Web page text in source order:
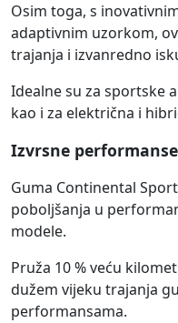
Osim toga, s
adaptivnim uzorkom,
trajanja i izvanredno
Idealne su za sportske
kao i za električna i
Izvrsne
Guma Continental
poboljšanja u
modele.
Pruža 10 % veću
dužem vijeku trajanja
performansama.